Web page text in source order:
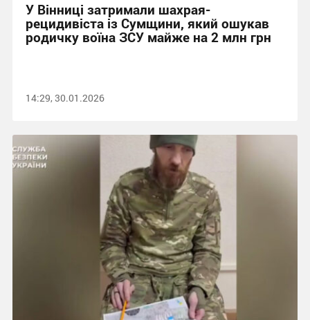
У Вінниці затримали шахрая-
рецидивіста із Сумщини, який ошукав
родичку воїна ЗСУ майже на 2 млн грн
14:29, 30.01.2026